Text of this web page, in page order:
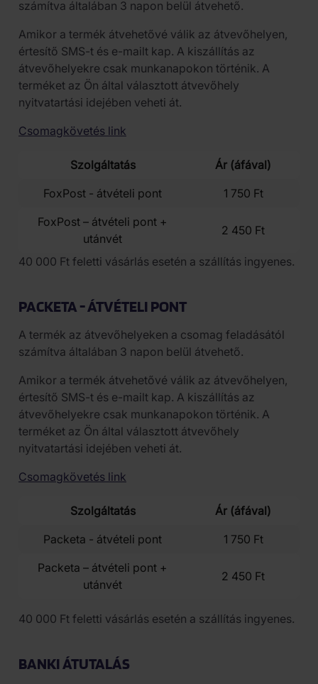
számítva általában 3 napon belül átvehető.
Amikor a termék átvehetővé válik az átvevőhelyen,
értesítő SMS-t és e-mailt kap. A kiszállítás az
átvevőhelyekre csak munkanapokon történik. A
terméket az Ön által választott átvevőhely
nyitvatartási idejében veheti át.
Csomagkövetés link
Szolgáltatás
Ár (áfával)
FoxPost - átvételi pont
1 750 Ft
FoxPost – átvételi pont +
utánvét
2 450 Ft
40 000 Ft feletti vásárlás esetén a szállítás ingyenes.
PACKETA - ÁTVÉTELI PONT
A termék az átvevőhelyeken a csomag feladásától
számítva általában 3 napon belül átvehető.
Amikor a termék átvehetővé válik az átvevőhelyen,
értesítő SMS-t és e-mailt kap. A kiszállítás az
átvevőhelyekre csak munkanapokon történik. A
terméket az Ön által választott átvevőhely
nyitvatartási idejében veheti át.
Csomagkövetés link
Szolgáltatás
Ár (áfával)
Packeta - átvételi pont
1 750 Ft
Packeta – átvételi pont +
utánvét
2 450 Ft
40 000 Ft feletti vásárlás esetén a szállítás ingyenes.
BANKI ÁTUTALÁS